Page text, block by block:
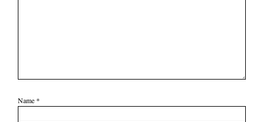
Name *